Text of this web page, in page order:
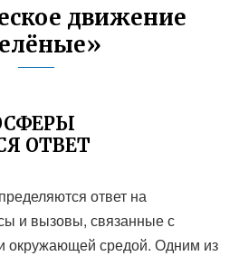
движение
ОТВЕТ
ответ на
и вызовы, связанные с
окружающей средой. Одним из